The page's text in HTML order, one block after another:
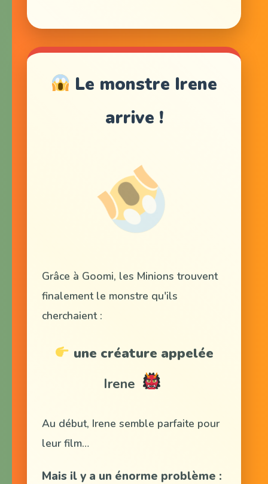
Le monstre Irene
arrive !
Grâce à Goomi, les Minions trouvent
finalement le monstre qu'ils
cherchaient :
une créature appelée
Irene
Au début, Irene semble parfaite pour
leur film…
Mais il y a un énorme problème :